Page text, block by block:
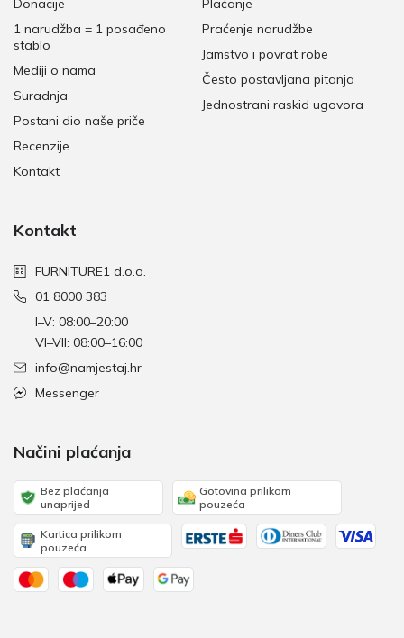
1 narudžba = 1 posađeno
stablo
Mediji o nama
Suradnja
Postani dio naše priče
Recenzije
Kontakt
Praćenje narudžbe
Jamstvo i povrat robe
Često postavljana pitanja
Jednostrani raskid ugovora
Kontakt
FURNITURE1 d.o.o.
01 8000 383
I–V: 08:00–20:00
VI–VII: 08:00–16:00
info@namjestaj.hr
Messenger
Načini plaćanja
Bez plaćanja
unaprijed
Gotovina prilikom
pouzeća
Kartica prilikom
pouzeća